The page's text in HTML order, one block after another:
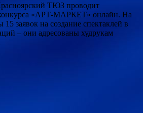
ТЮЗ проводит
«АРТ-МАРКЕТ» онлайн. На
15 заявок на создание спектаклей в
– они адресованы худрукам